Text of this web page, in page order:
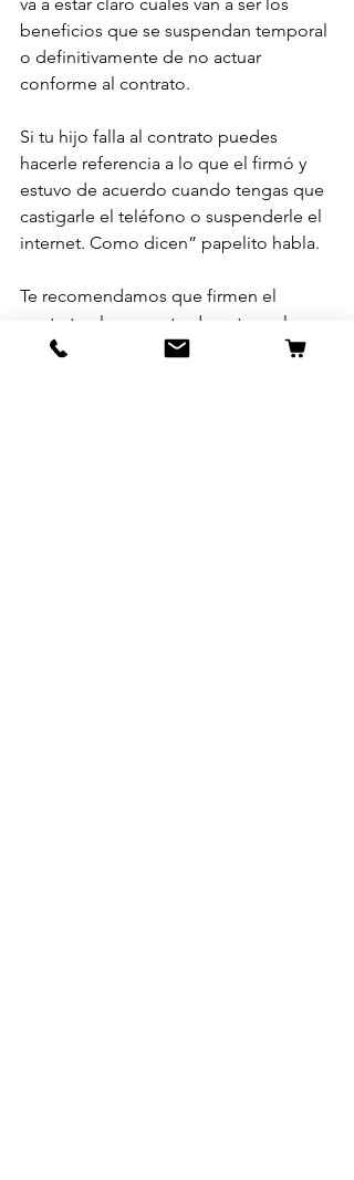
beneficios que se suspendan temporal
o definitivamente de no actuar
conforme al contrato.
Si tu hijo falla al contrato puedes
hacerle referencia a lo que el firmó y
estuvo de acuerdo cuando tengas que
castigarle el teléfono o suspenderle el
internet. Como dicen” papelito habla.
Te recomendamos que firmen el
contrato al momento de entregarle un
dispositivo. Asegurate que lea el